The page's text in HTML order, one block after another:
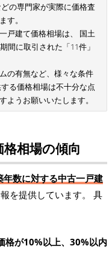
の専門家が実際に価格査
す。
戸建て価格相場は、 国土
間に取引された「11件」
の有無など、様々な条件
る価格相場は不十分な点
ようお願いいたします。
相場の傾向
年数に対する中古一戸建
を提供しています。 具
格が10%以上、30%以内